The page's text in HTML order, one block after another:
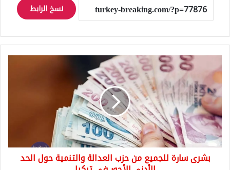
نسخ الرابط
سارة
للجميع
من
حزب
العدالة
والتنمية
حول
الحد
الأدنىبشرى سارة للجميع من حزب العدالة والتنمية حول الحد